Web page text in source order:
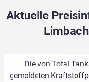
Aktuelle
Die von Total
gemeldeten